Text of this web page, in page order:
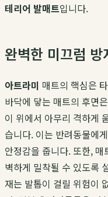
테리어 발매트입니다.
완벽한 미끄럼
아트라미 매트의 핵심은
바닥에 닿는 매트의 후면
이 위에서 아무리 격하게
습니다. 이는 반려동물에
안정감을 줍니다. 또한,
벽하게 밀착될 수 있도록
재는 발톱이 걸릴 위험이